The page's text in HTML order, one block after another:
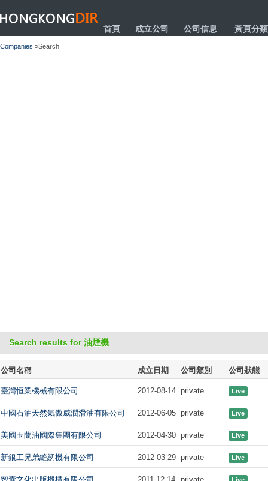
HONGKONGDIR
首頁 成立公司 公司信息 黃頁分類
Companies »Search
Search results for 油煙機
公司名稱 成立日期 公司類別 公司狀態
臺灣恒業機械有限公司 2012-08-14 private Live
中國石油天然氣傲威潤滑油有限公司 2012-06-05 private Live
美國玉蘭油國際集團有限公司 2012-04-30 private Live
新銀工兄弟縫紉機有限公司 2012-03-29 private Live